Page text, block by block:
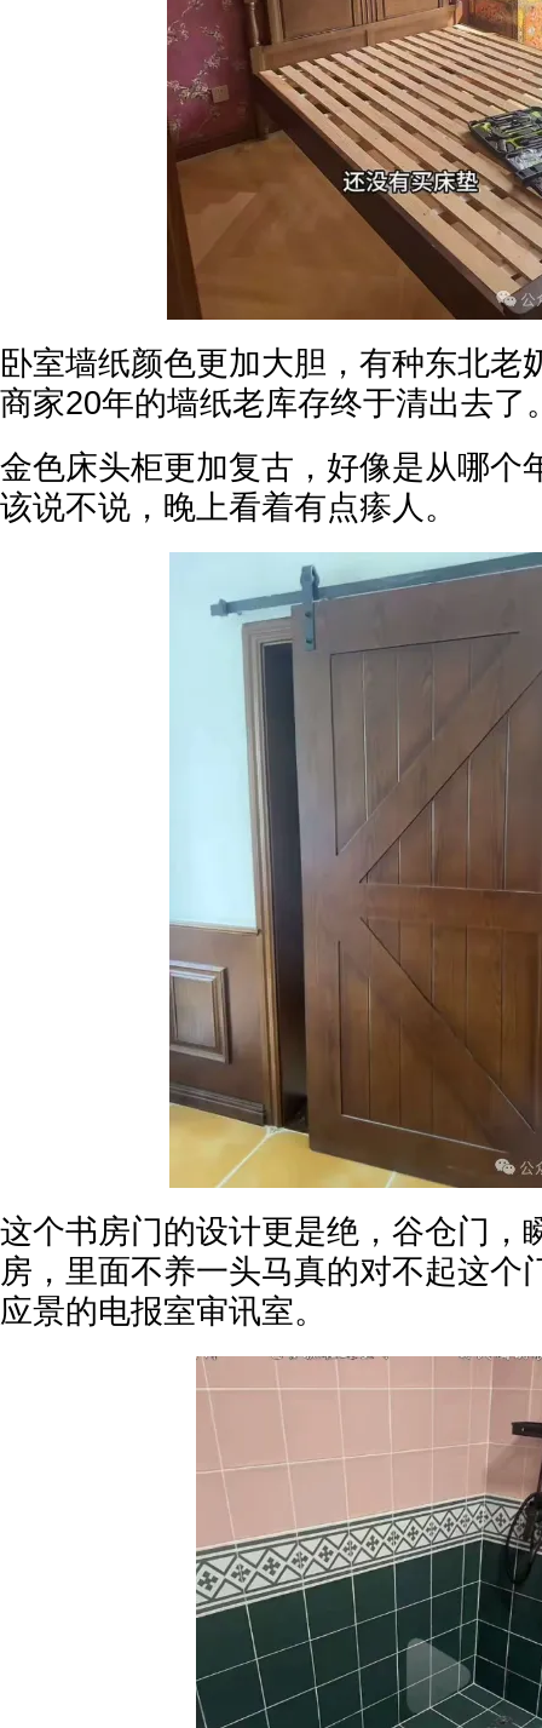
卧室墙纸颜色更加大胆，有种东北老
商家20年的墙纸老库存终于清出去了
金色床头柜更加复古，好像是从哪个
该说不说，晚上看着有点瘆人。
这个书房门的设计更是绝，谷仓门，
房，里面不养一头马真的对不起这个
应景的电报室审讯室。